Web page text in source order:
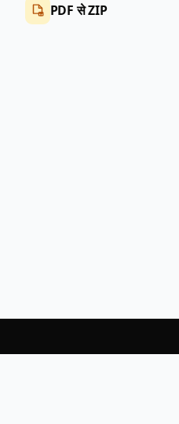
PDF से ZIP